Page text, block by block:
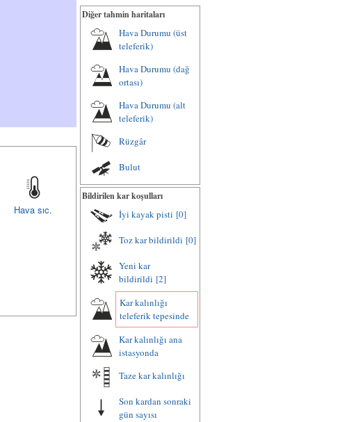
Hava sıc.
Diğer tahmin haritaları
Hava Durumu (üst
teleferik)
Hava Durumu (dağ
ortası)
Hava Durumu (alt
teleferik)
Rüzgâr
Bulut
Bildirilen kar koşulları
İyi kayak pisti [0]
Toz kar bildirildi [0]
Yeni kar
bildirildi [2]
Kar kalınlığı
teleferik tepesinde
Kar kalınlığı ana
istasyonda
Taze kar kalınlığı
Son kardan sonraki
gün sayısı